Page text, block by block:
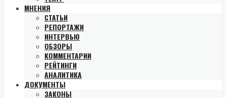
МНЕНИЯ
СТАТЬИ
РЕПОРТАЖИ
ИНТЕРВЬЮ
ОБЗОРЫ
КОММЕНТАРИИ
РЕЙТИНГИ
АНАЛИТИКА
ДОКУМЕНТЫ
ЗАКОНЫ